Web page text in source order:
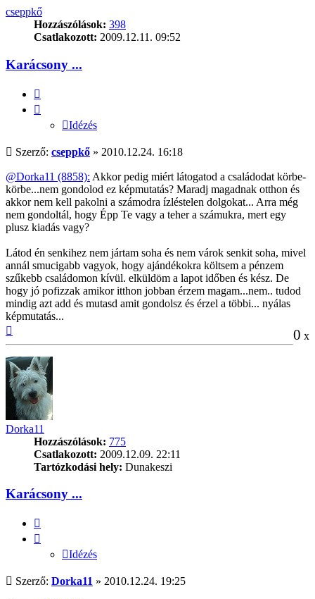
cseppkő
Hozzászólások: 398
Csatlakozott: 2009.12.11. 09:52
Karácsony ...
Idézés
Hozzászólás
Szerző: cseppkő » 2010.12.24. 16:18
@Dorka11 (8858): Akkor pedig miért látogatod a családodat körbe-
körbe...nem gondolod ez képmutatás? Maradj magadnak otthon és
akkor nem kell pakolni a számodra ízléstelen dolgokat... Arra még
nem gondoltál, hogy Épp Te vagy a teher a számukra, mert egy
plusz kiadás vagy?
Látod én senkihez nem jártam soha és nem várok senkit soha, mivel
annál smucigabb vagyok, hogy ajándékokra költsem a pénzem
szűkebb családomon kívül. elküldöm a lapot időben és kész. De
hogy jó pofizzak amikor itthon jobban érzem magam...nem.. tudod
mindig azt add és mutasd amit gondolsz és érzel a többi... nyálas
képmutatás...
0 x
Dorka11
Hozzászólások: 775
Csatlakozott: 2009.12.09. 22:11
Tartózkodási hely: Dunakeszi
Karácsony ...
Idézés
Hozzászólás
Szerző: Dorka11 » 2010.12.24. 19:25